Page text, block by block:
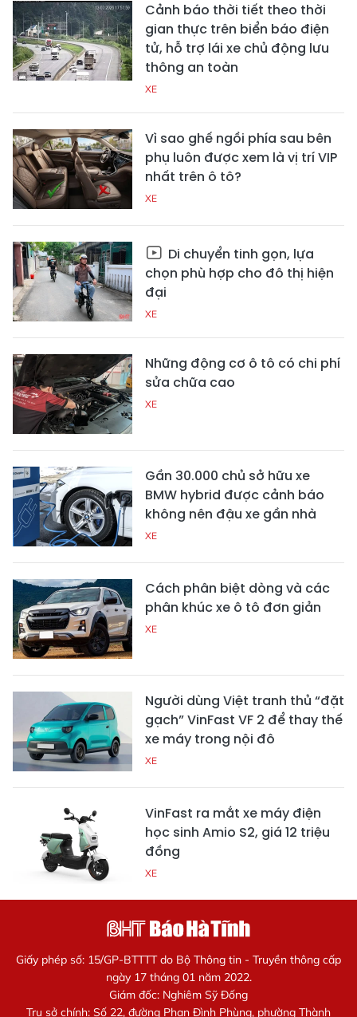
Cảnh báo thời tiết theo thời
gian thực trên biển báo điện
tử, hỗ trợ lái xe chủ động lưu
thông an toàn
XE
Vì sao ghế ngồi phía sau bên
phụ luôn được xem là vị trí VIP
nhất trên ô tô?
XE
Di chuyển tinh gọn, lựa
chọn phù hợp cho đô thị hiện
đại
XE
Những động cơ ô tô có chi phí
sửa chữa cao
XE
Gần 30.000 chủ sở hữu xe
BMW hybrid được cảnh báo
không nên đậu xe gần nhà
XE
Cách phân biệt dòng và các
phân khúc xe ô tô đơn giản
XE
Người dùng Việt tranh thủ “đặt
gạch” VinFast VF 2 để thay thế
xe máy trong nội đô
XE
VinFast ra mắt xe máy điện
học sinh Amio S2, giá 12 triệu
đồng
XE
Giấy phép số: 15/GP-BTTTT do Bộ Thông tin - Truyền thông cấp
ngày 17 tháng 01 năm 2022.
Giám đốc: Nghiêm Sỹ Đống
Trụ sở chính: Số 22, đường Phan Đình Phùng, phường Thành